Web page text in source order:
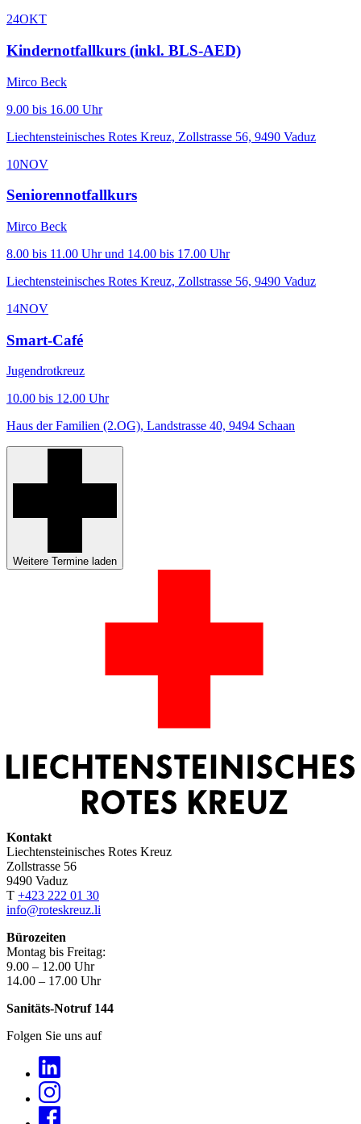
24OKT
Kindernotfallkurs (inkl. BLS-AED)
Mirco Beck
9.00 bis 16.00 Uhr
Liechtensteinisches Rotes Kreuz, Zollstrasse 56, 9490 Vaduz
10NOV
Seniorennotfallkurs
Mirco Beck
8.00 bis 11.00 Uhr und 14.00 bis 17.00 Uhr
Liechtensteinisches Rotes Kreuz, Zollstrasse 56, 9490 Vaduz
14NOV
Smart-Café
Jugendrotkreuz
10.00 bis 12.00 Uhr
Haus der Familien (2.OG), Landstrasse 40, 9494 Schaan
Weitere Termine laden
Kontakt
Liechtensteinisches Rotes Kreuz
Zollstrasse 56
9490 Vaduz
T +423 222 01 30
info@roteskreuz.li
Bürozeiten
Montag bis Freitag:
9.00 – 12.00 Uhr
14.00 – 17.00 Uhr
Sanitäts-Notruf 144
Folgen Sie uns auf